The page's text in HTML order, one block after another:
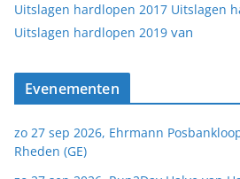
Uitslagen hardlopen 2017 Uitslagen
Uitslagen hardlopen 2019 van
Evenementen
zo 27 sep 2026, Ehrmann
Rheden (GE)